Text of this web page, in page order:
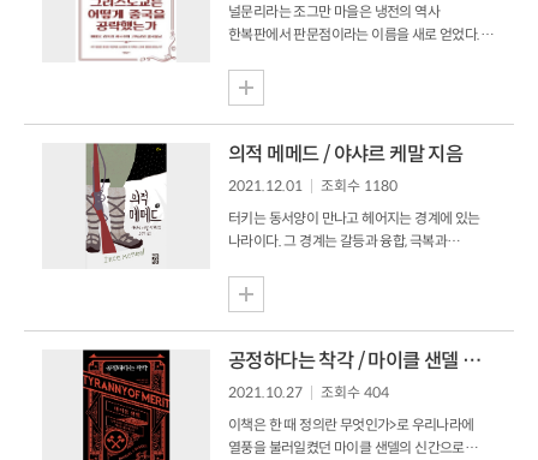
시대를 살아가는 우리가 미래를 위해 전통
사회로부터 무엇을 배워야 하는지를 시사하고
책이기도 하다. 『오래된 미래』는 크게 3부로
나눠지며, 서구의 영향을 거의 받지 않은 이전의
라다크에 대한 모습을 마치 이야기하듯이
서술해나간다. 라다크는 티베...
널문리라는 조그만 마을은 냉전의 역사
한복판에서 판문점이라는 이름을 새로 얻었다.
배려한 결과였다. 격동하는 세계의 정세를
읽어내지 못한 무능으로 외세의 식민 지배를
받았고, 여전히 그 지정학적인 판도를 읽어내지
못하고 내분으로 치닫다가 분단의 형벌을 치러야
한반도의 두 정상이 손을 맞잡은 그 때에 전
세계의 이목이 판문점으로 모아졌다. 서구의
위세에 중화의 질서가 휘청거릴 때에도 세상
저 역사적 만남은 여러 상념들을 불러온다.
황석영의 ??손님??은 한반도 현대사의 비극적
기원을 기독교와 마르크스주의라는 외래의
이데올로기에서 찾았다. 그...
의적 메메드 / 야샤르 케말 지음
2021.12.01
조회수 1180
터키는 동서양이 만나고 헤어지는 경계에 있는
나라이다. 그 경계는 갈등과 융합, 극복과
야샤르 케말(Ya?ar Kemal)은 쿠르드족 어머니와
투르크멘족 아버지 사이에서 태어났다. 다섯 살
때 그는 아버지가 살해당하는 것을 눈앞에서
보아버렸고 그 충격으로 한쪽 눈을 실명했다.
갖가지 육체노동에 종사하였다. 오스만 투르크
제국에서 단행한 탄지마트(개혁) 칙령(1839)과
더불어 서구적 근대화가 추진되었고, 터키
공정하다는 착각 / 마이클 샌델 지음
2021.10.27
조회수 404
이책은 한 때 정의란 무엇인가>로 우리나라에
열풍을 불러일켰던 마이클 샌델의 신간으로